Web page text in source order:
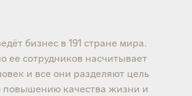
бизнес в 191 стране мира.
ее сотрудников насчитывает
и все они разделяют цель
повышению качества жизни и